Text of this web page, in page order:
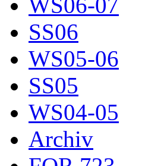
WS06-07
SS06
WS05-06
SS05
WS04-05
Archiv